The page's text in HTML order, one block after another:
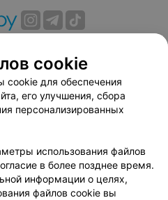
Способы оплаты
использованию сервиса
соглашение
сотрудничества
relax.by
настройки cookie
cookie
cookie для обеспечения
его улучшения, сбора
персонализированных
использования файлов
в более позднее время.
информации о целях,
файлов cookie вы